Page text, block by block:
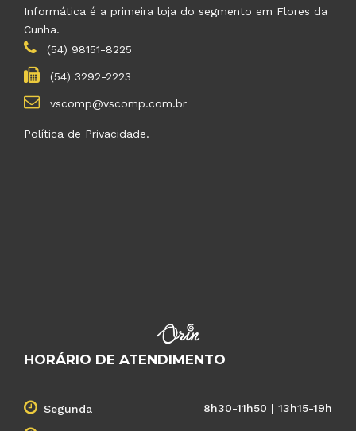
Informática é a primeira loja do segmento em Flores da
Cunha.
(54) 98151-8225
(54) 3292-2223
vscomp@vscomp.com.br
Política de Privacidade.
HORÁRIO DE ATENDIMENTO
Segunda 8h30-11h50 | 13h15-19h